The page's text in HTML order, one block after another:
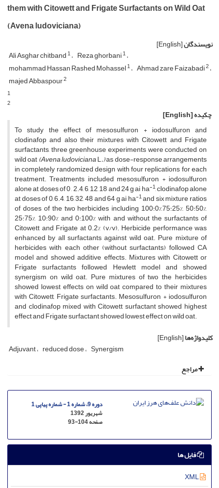
them with Citowett and Frigate Surfactants on Wild Oat
(Avena ludoviciana)
نویسندگان[English]
Ali Asghar chitband1 Reza ghorbani1
mohammad Hassan Rashed Mohassel1 Ahmad zare Faizabadi2
majed Abbaspour2
1
2
چکیده[English]
To study the effect of mesosulfuron + iodosulfuron and
clodinafop and also their mixtures with Citowett and Frigate
surfactants, three greenhouse experiments were conducted on
wild oat(Avena ludovicianaL.)as dose-response arrangements
in completely randomized design with four replications for each
treatment. Treatments included mesosulfuron + iodosulfuron
alone at doses of 0 , 2.4, 6, 12, 18 and 24 g ai ha-1, clodinafop alone
at doses of 0, 6.4, 16, 32, 48 and 64 g ai ha-1and six mixture ratios
of doses of the two herbicides including 100:0%,75:25%, 50:50%,
25:75%, 10:90% and 0:100% with and without the surfactants of
Citowett and Frigate at 0.2% (v/v). Herbicide performance was
enhanced by all surfactants against wild oat. Pure mixture of
herbicides with each other (without surfactants) followed CA
model and showed additive effects. Mixtures with Citowett or
Frigate surfactants followed Hewlett model and showed
synergism on wild oat. Pure mixtures of two the herbicides
showed lowest effects on wild oat compared to their mixtures
with Citowett, Frigate surfactants. Mesosulfuron + iodosulfuron
and clodinafop mixed with Citowett surfactant showed highest
effect and Frigate surfactant showed lowest effect on wild oat.
کلیدواژه‌ها[English]
Adjuvant reduced dose Synergism
مراجع
دوره 9، شماره 1 - شماره پیاپی 1
شهریور 1392
صفحه93-104
فایل ها